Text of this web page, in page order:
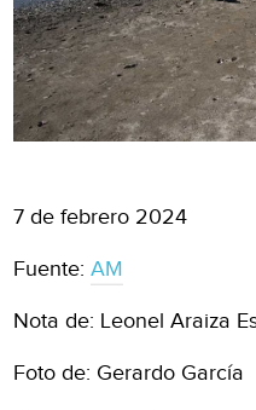
7 de febrero 2024
Fuente:AM
Nota de: Leonel Araiza
Foto de: Gerardo García